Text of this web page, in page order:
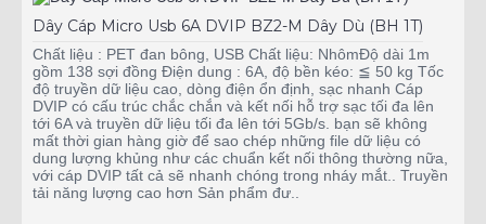
Dây Cáp Micro Usb 6A DVIP BZ2-M Dây Dù (BH 1T)
Chất liệu : PET đan bông, USB Chất liệu: NhômĐộ dài 1m
gồm 138 sợi đồng Điện dung : 6A, độ bền kéo: ≦ 50 kg Tốc
độ truyền dữ liệu cao, dòng điện ổn định, sạc nhanh Cáp
DVIP có cấu trúc chắc chắn và kết nối hỗ trợ sạc tối đa lên
tới 6A và truyền dữ liệu tối đa lên tới 5Gb/s. bạn sẽ không
mất thời gian hàng giờ để sao chép những file dữ liệu có
dung lượng khủng như các chuẩn kết nối thông thường nữa,
với cáp DVIP tất cả sẽ nhanh chóng trong nháy mắt.. Truyền
tải năng lượng cao hơn Sản phẩm đư..